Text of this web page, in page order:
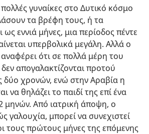
γυναίκες στο Δυτικό κόσμο
τα βρέφη τους, ή τα
εννιά μήνες, μια περίοδος πέντε
υπερβολικά μεγάλη. Αλλά ο
ότι σε πολλά μέρη του
απογαλακτίζονται προτού
δύο χρονών, ενώ στην Αραβία η
να θηλάζει το παιδί της επί ένα
μηνών. Από ιατρική άποψη, ο
γαλουχία, μπορεί να συνεχιστεί
τους πρώτους μήνες της επόμενης